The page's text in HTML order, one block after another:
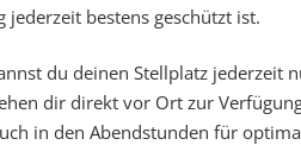
jederzeit bestens geschützt ist.
du deinen Stellplatz jederzeit
dir direkt vor Ort zur
in den Abendstunden für